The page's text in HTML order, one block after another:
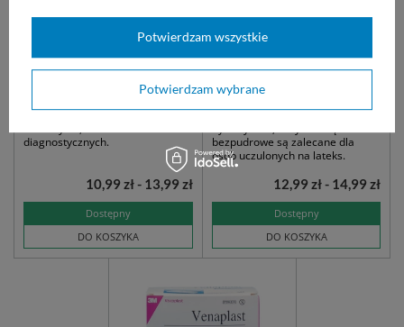
easyCARE rękawice
nitrylowe bezpudrowe
diagnostycznych.
Dostępny
DO KOSZYKA
10,99 zł - 13,99 zł
NITRYLEX CLASSIC -
Rękawice nitrylowe
bezpudrowe są zalecane dla
osób uczulonych na lateks.
Dostępny
DO KOSZYKA
12,99 zł - 14,99 zł
Potwierdzam wybrane
Potwierdzam wszystkie